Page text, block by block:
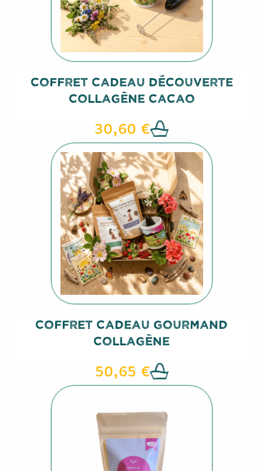
Coffret Cadeau Découverte
Collagène Cacao
30,60 €
Coffret Cadeau Gourmand
Collagène
50,65 €